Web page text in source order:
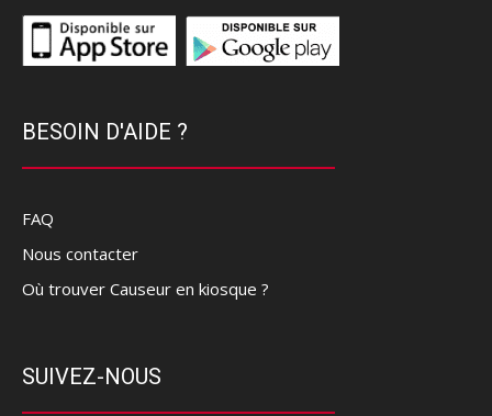
BESOIN D'AIDE ?
FAQ
Nous contacter
Où trouver Causeur en kiosque ?
SUIVEZ-NOUS